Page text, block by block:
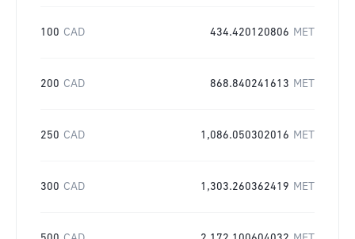
100 CAD 434.420120806 MET
200 CAD 868.840241613 MET
250 CAD 1,086.050302016 MET
300 CAD 1,303.260362419 MET